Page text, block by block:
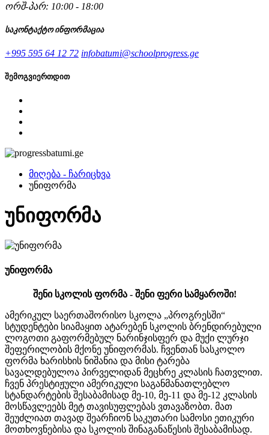
ორშ-პარ: 10:00 - 18:00
საკონტაქტო ინფორმაცია
+995 595 64 12 72 infobatumi@schoolprogress.ge
შემოგვიერთდით
მიღება - ჩარიცხვა
უნიფორმა
უნიფორმა
უნიფორმა
შენი სკოლის ფორმა - შენი ფერი სამყაროში!
ამერიკულ საერთაშორისო სკოლა „პროგრესში“
სტუდენტები სიამაყით ატარებენ სკოლის ბრენდირებული
ლოგოთი გაფორმებულ ნარინჯისფერ და მუქი ლურჯი
შეფერილობის მქონე უნიფორმას. ჩვენთან სასკოლო
ფორმა ხარისხის ნიშანია და მისი ტარება
სავალდებულოა პირველიდან მეცხრე კლასის ჩათვლით.
ჩვენ პრესტიჟული ამერიკული საგანმანათლებლო
სტანდარტების შესაბამისად მე-10, მე-11 და მე-12 კლასის
მოსწავლეებს მეტ თავისუფლებას ვთავაზობთ. მათ
შეუძლიათ თავად შეარჩიონ საკუთარი სამოსი ეთიკური
მოთხოვნებისა და სკოლის შინაგანაწესის შესაბამისად.